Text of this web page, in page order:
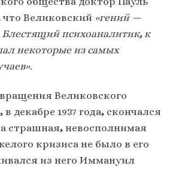
что Великовский «гений —
Блестящий психоаналитик,к
некоторые из самых
Великовского
, в декабре 1937 года, скончался
страшная, невосполнимая
кризиса не было в его
из него Иммануил